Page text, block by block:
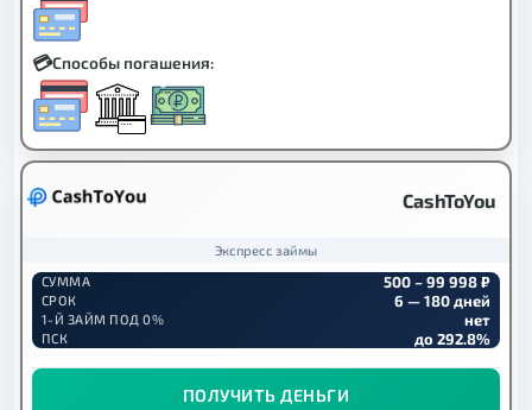
Способы погашения:
CashToYou
Экспресс займы
СУММА
500 – 99 998 ₽
СРОК 6 — 180 дней
1-Й ЗАЙМ ПОД 0% нет
ПСК до 292.8%
ПОЛУЧИТЬ ДЕНЬГИ